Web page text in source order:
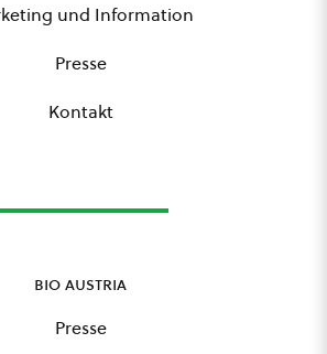
und Information
Presse
Kontakt
bio austria
Presse